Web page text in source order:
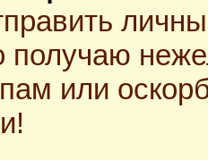
получаю
или